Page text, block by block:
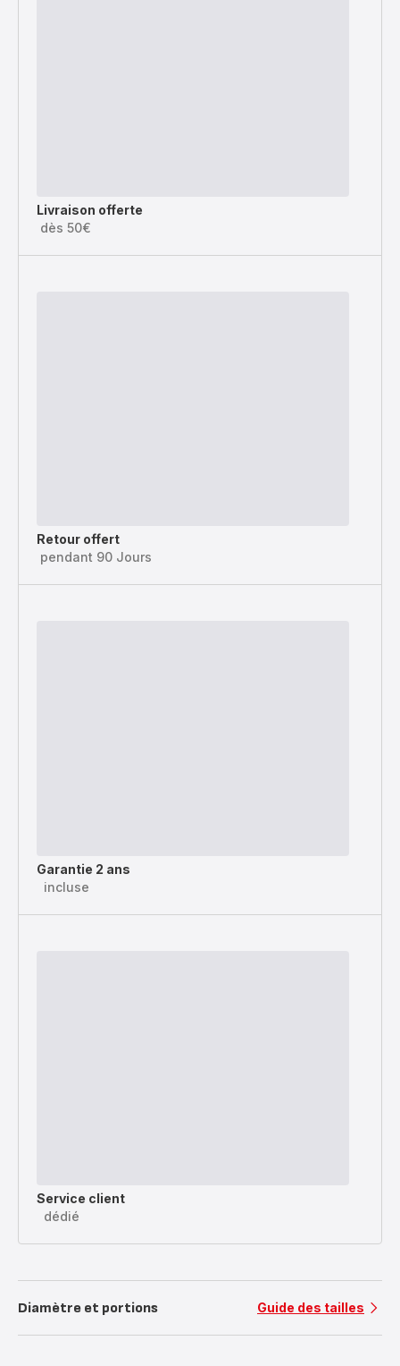
Livraison offerte
dès 50€
Retour offert
pendant 90 Jours
Garantie 2 ans
incluse
Service client
dédié
Diamètre et portions Guide des tailles